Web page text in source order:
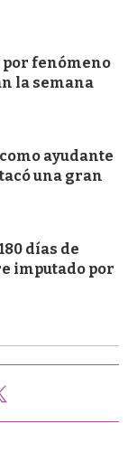
fenómeno
la semana
ayudante
una gran
días de
imputado por